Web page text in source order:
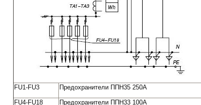
FU1-FU3 Предохранители ППН35 250А
FU4-FU18 Предохранители ППН33 100А